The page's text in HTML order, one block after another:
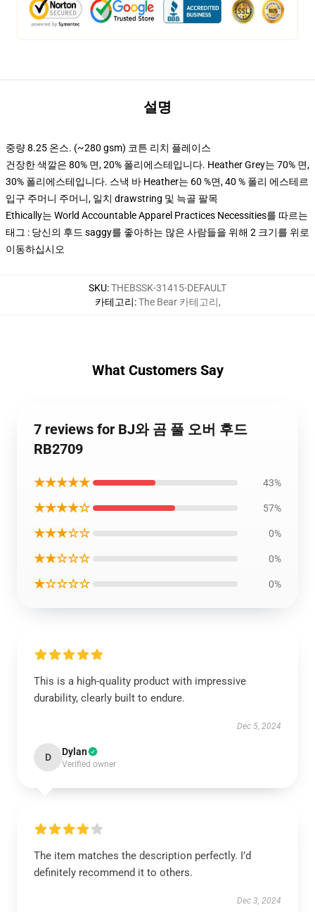
설명
중량 8.25 온스. (~280 gsm) 코튼 리치 플레이스
건장한 색깔은 80% 면, 20% 폴리에스테입니다. Heather Grey는 70% 면,
30% 폴리에스테입니다. 스낵 바 Heather는 60 %면, 40 % 폴리 에스테르
입구 주머니 주머니, 일치 drawstring 및 늑골 팔목
Ethically는 World Accountable Apparel Practices Necessities를 따르는
태그 : 당신의 후드 saggy를 좋아하는 많은 사람들을 위해 2 크기를 위로
이동하십시오
SKU:THEBSSK-31415-DEFAULT
카테고리:The Bear 카테고리,
What Customers Say
7 reviews for BJ와 곰 풀 오버 후드
RB2709
★★★★★ 43%
★★★★☆ 57%
★★★☆☆ 0%
★★☆☆☆ 0%
★☆☆☆☆ 0%
This is a high-quality product with impressive
durability, clearly built to endure.
Dec 5, 2024
D Dylan
Verified owner
The item matches the description perfectly. I’d
definitely recommend it to others.
Dec 3, 2024